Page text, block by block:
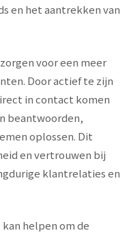
en het aantrekken van
voor een meer
Door actief te zijn
in contact komen
beantwoorden,
oplossen. Dit
en vertrouwen bij
klantrelaties en
helpen om de